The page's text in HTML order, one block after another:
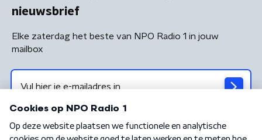
nieuwsbrief
Elke zaterdag het beste van NPO Radio 1 in jouw
mailbox